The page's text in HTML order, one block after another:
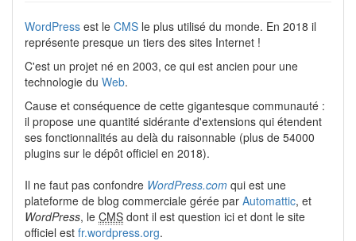
WordPress est le CMS le plus utilisé du monde. En 2018 il
représente presque un tiers des sites Internet !
C'est un projet né en 2003, ce qui est ancien pour une
technologie du Web.
Cause et conséquence de cette gigantesque communauté :
il propose une quantité sidérante d'extensions qui étendent
ses fonctionnalités au delà du raisonnable (plus de 54000
plugins sur le dépôt officiel en 2018).
Il ne faut pas confondre WordPress.com qui est une
plateforme de blog commerciale gérée par Automattic, et
WordPress, le CMS dont il est question ici et dont le site
officiel est fr.wordpress.org.